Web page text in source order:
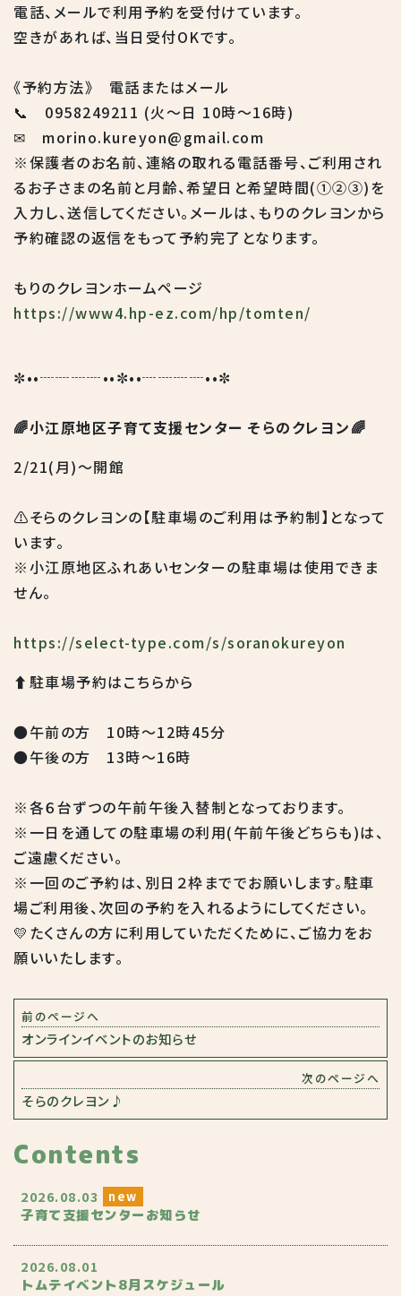
電話、メールで利用予約を受付けています。
空きがあれば、当日受付OKです。
《予約方法》 電話またはメール
📞 0958249211 (火～日 10時～16時)
✉ morino.kureyon@gmail.com
※保護者のお名前、連絡の取れる電話番号、ご利用され
るお子さまの名前と月齢、希望日と希望時間(①②③)を
入力し、送信してください。メールは、もりのクレヨンから
予約確認の返信をもって予約完了となります。
もりのクレヨンホームページ
https://www4.hp-ez.com/hp/tomten/
✼••┈┈┈┈••✼••┈┈┈┈••✼
🌈小江原地区子育て支援センター そらのクレヨン🌈
2/21(月)～開館
⚠️そらのクレヨンの【駐車場のご利用は予約制】となって
います。
※小江原地区ふれあいセンターの駐車場は使用できま
せん。
https://select-type.com/s/soranokureyon
⬆️駐車場予約はこちらから
●午前の方 10時～12時45分
●午後の方 13時～16時
※各６台ずつの午前午後入替制となっております。
※一日を通しての駐車場の利用(午前午後どちらも)は、
ご遠慮ください。
※一回のご予約は、別日２枠まででお願いします。駐車
場ご利用後、次回の予約を入れるようにしてください。
💛たくさんの方に利用していただくために、ご協力をお
願いいたします。
前のページへ
オンラインイベントのお知らせ
次のページへ
そらのクレヨン♪
Contents
2026.08.03
子育て支援センターお知らせ
2026.08.01
トムテイベント8月スケジュール